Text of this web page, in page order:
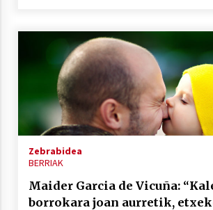
Zebrabidea
BERRIAK
Maider Garcia de Vicuña:
borrokara joan aurretik,